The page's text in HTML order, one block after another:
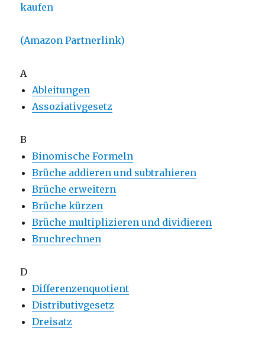
kaufen
(Amazon Partnerlink)
A
Ableitungen
Assoziativgesetz
B
Binomische Formeln
Brüche addieren und subtrahieren
Brüche erweitern
Brüche kürzen
Brüche multiplizieren und dividieren
Bruchrechnen
D
Differenzenquotient
Distributivgesetz
Dreisatz